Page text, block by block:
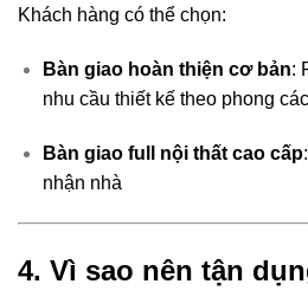
Khách hàng có thể chọn:
Bàn giao hoàn thiện cơ bản:
nhu cầu thiết kế theo phong
Bàn giao full nội thất cao cấp
nhận nhà
4. Vì sao nên tận